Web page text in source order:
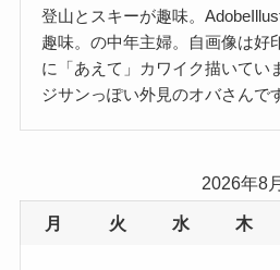
登山とスキーが趣味。
趣味。の中年主婦。自画像は好
に「あえて」カワイク描いてい
ジサンっぽい外見のオバさんで
2026年8
月 火 水 木